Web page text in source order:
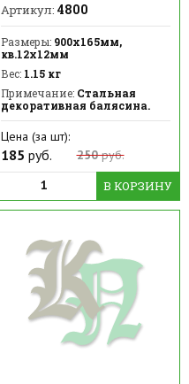
Артикул: 4800
Размеры:900х165мм,
кв.12х12мм
Вес:1.15 кг
Примечание:Стальная
декоративная балясина.
Цена (за шт):
185 руб. 250руб.
В КОРЗИНУ